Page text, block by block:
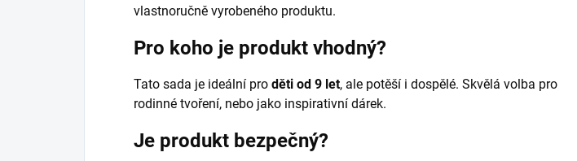
vlastnoručně vyrobeného produktu.
Pro koho je produkt vhodný?
Tato sada je ideální pro děti od 9 let, ale potěší i dospělé. Skvělá volba pro
rodinné tvoření, nebo jako inspirativní dárek.
Je produkt bezpečný?